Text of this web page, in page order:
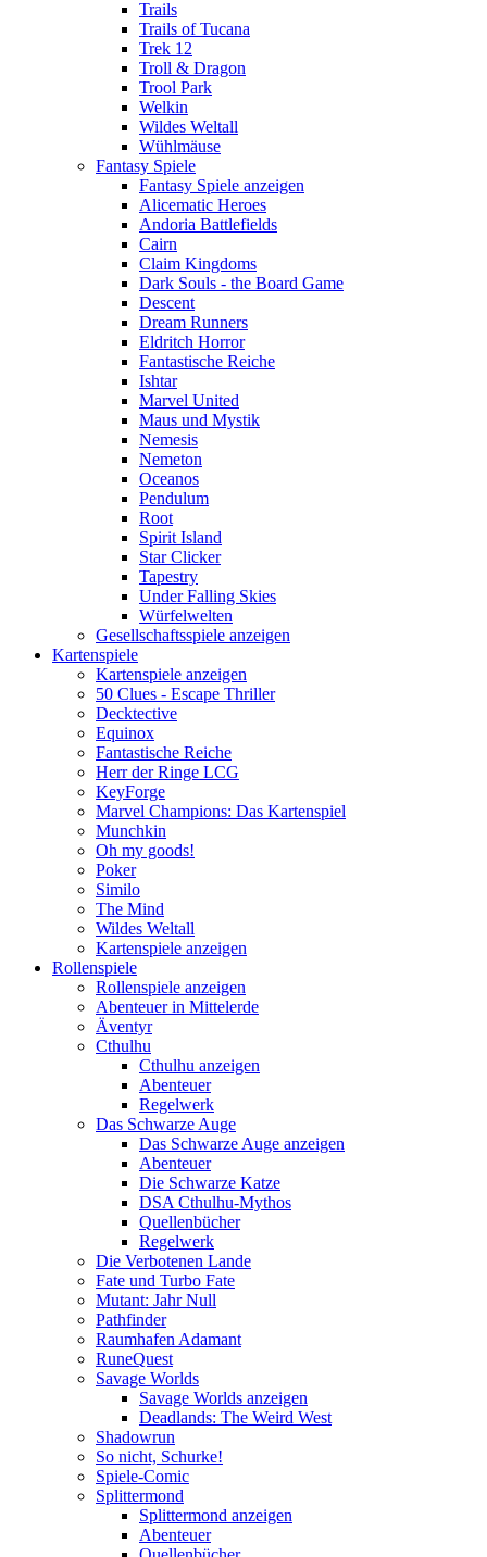
Trails
Trails of Tucana
Trek 12
Troll & Dragon
Trool Park
Welkin
Wildes Weltall
Wühlmäuse
Fantasy Spiele
Fantasy Spiele anzeigen
Alicematic Heroes
Andoria Battlefields
Cairn
Claim Kingdoms
Dark Souls - the Board Game
Descent
Dream Runners
Eldritch Horror
Fantastische Reiche
Ishtar
Marvel United
Maus und Mystik
Nemesis
Nemeton
Oceanos
Pendulum
Root
Spirit Island
Star Clicker
Tapestry
Under Falling Skies
Würfelwelten
Gesellschaftsspiele anzeigen
Kartenspiele
Kartenspiele anzeigen
50 Clues - Escape Thriller
Decktective
Equinox
Fantastische Reiche
Herr der Ringe LCG
KeyForge
Marvel Champions: Das Kartenspiel
Munchkin
Oh my goods!
Poker
Similo
The Mind
Wildes Weltall
Kartenspiele anzeigen
Rollenspiele
Rollenspiele anzeigen
Abenteuer in Mittelerde
Äventyr
Cthulhu
Cthulhu anzeigen
Abenteuer
Regelwerk
Das Schwarze Auge
Das Schwarze Auge anzeigen
Abenteuer
Die Schwarze Katze
DSA Cthulhu-Mythos
Quellenbücher
Regelwerk
Die Verbotenen Lande
Fate und Turbo Fate
Mutant: Jahr Null
Pathfinder
Raumhafen Adamant
RuneQuest
Savage Worlds
Savage Worlds anzeigen
Deadlands: The Weird West
Shadowrun
So nicht, Schurke!
Spiele-Comic
Splittermond
Splittermond anzeigen
Abenteuer